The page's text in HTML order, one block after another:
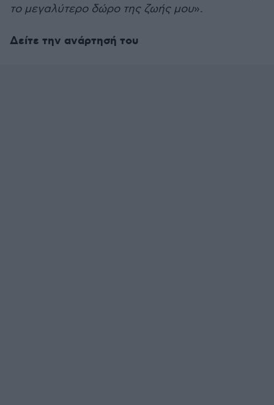
το μεγαλύτερο δώρο της ζωής μου».
Δείτε την ανάρτησή του